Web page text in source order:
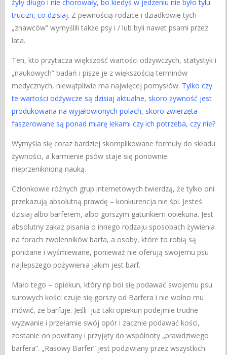
żyły długo i nie chorowały, bo kiedyś w jedzeniu nie było tylu
trucizn, co dzisiaj. Z pewnością rodzice i dziadkowie tych
„znawców” wymyślili także psy i / lub byli nawet psami przez
lata.
Ten, kto przytacza większość wartości odżywczych, statystyk i
„naukowych” badań i pisze je z większością terminów
medycznych, niewątpliwie ma najwięcej pomysłów. Tylko czy
te wartości odżywcze są dzisiaj aktualne, skoro żywność jest
produkowana na wyjałowionych polach, skoro zwierzęta
faszerowane są ponad miarę lekami czy ich potrzeba, czy nie?
Wymyśla się coraz bardziej skomplikowane formuły do ​​składu
żywności, a karmienie psów staje się ponownie
nieprzeniknioną nauką.
Członkowie różnych grup internetowych twierdzą, że tylko oni
przekazują absolutną prawdę – konkurencja nie śpi. Jesteś
dzisiaj albo barferem, albo gorszym gatunkiem opiekuna. Jest
absolutny zakaz pisania o innego rodzaju sposobach żywienia
na forach zwolenników barfa, a osoby, które to robią są
poniżane i wyśmiewane, ponieważ ​​nie oferują swojemu psu
najlepszego pożywienia jakim jest barf.
Mało tego – opiekun, który np boi się podawać swojemu psu
surowych kości czuje się gorszy od Barfera i nie wolno mu
mówić, że barfuje. Jeśli już taki opiekun podejmie trudne
wyzwanie i przełamie swój opór i zacznie podawać kości,
zostanie on powitany i przyjęty do wspólnoty „prawdziwego
barfera”. „Rasowy Barfer” jest podziwiany przez wszystkich